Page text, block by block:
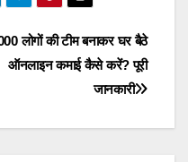
लोगों की टीम बनाकर घर बैठे
ऑनलाइन कमाई कैसे करें? पूरी
जानकारी